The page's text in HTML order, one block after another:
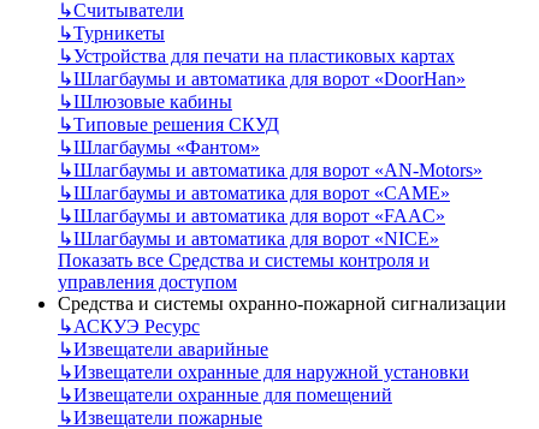
↳Считыватели
↳Турникеты
↳Устройства для печати на пластиковых картах
↳Шлагбаумы и автоматика для ворот «DoorHan»
↳Шлюзовые кабины
↳Типовые решения СКУД
↳Шлагбаумы «Фантом»
↳Шлагбаумы и автоматика для ворот «AN-Motors»
↳Шлагбаумы и автоматика для ворот «CAME»
↳Шлагбаумы и автоматика для ворот «FAAC»
↳Шлагбаумы и автоматика для ворот «NICE»
Показать все Средства и системы контроля и
управления доступом
Средства и системы охранно-пожарной сигнализации
↳АСКУЭ Ресурс
↳Извещатели аварийные
↳Извещатели охранные для наружной установки
↳Извещатели охранные для помещений
↳Извещатели пожарные